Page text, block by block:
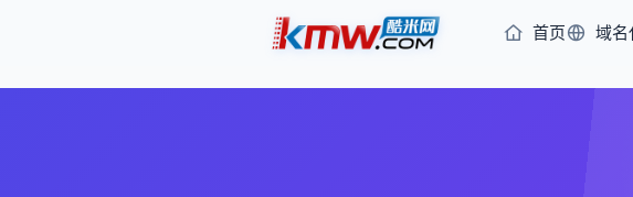
首页 域名